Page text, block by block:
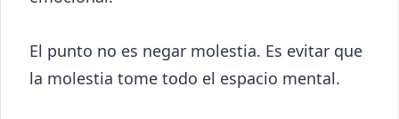
El punto no es negar molestia. Es evitar que
la molestia tome todo el espacio mental.